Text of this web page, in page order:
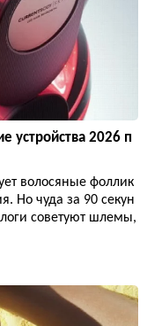
устройства 2026 п
волосяные фоллик
Но чуда за 90 секун
советуют шлемы,